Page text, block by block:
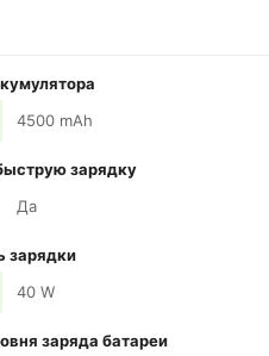
4500 mAh
зарядку
Да
зарядки
40 W
заряда батареи